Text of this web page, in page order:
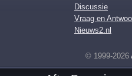
Discussie
Vraag en
Nieuws2.nl
© 1999-2026